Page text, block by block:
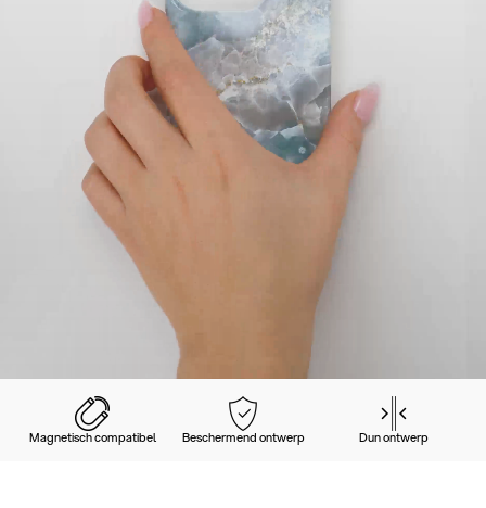
Magnetisch compatibel Beschermend ontwerp Dun ontwerp